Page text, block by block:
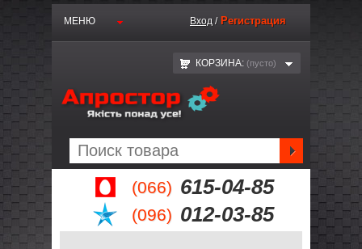
(066) 615-04-85
(096) 012-03-85
МЕНЮ Вход / Регистрация
КОРЗИНА: (пустo)